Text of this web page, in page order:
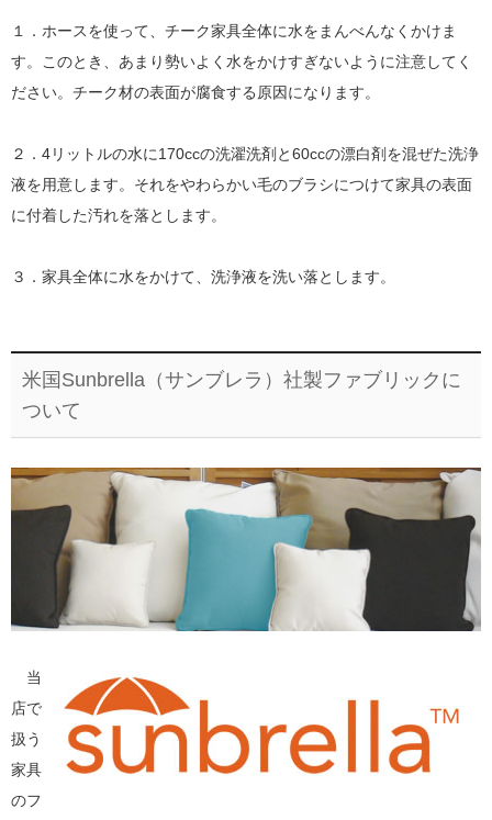
１．ホースを使って、チーク家具全体に水をまんべんなくかけま
す。このとき、あまり勢いよく水をかけすぎないように注意してく
ださい。チーク材の表面が腐食する原因になります。
２．4リットルの水に170ccの洗濯洗剤と60ccの漂白剤を混ぜた洗浄
液を用意します。それをやわらかい毛のブラシにつけて家具の表面
に付着した汚れを落とします。
３．家具全体に水をかけて、洗浄液を洗い落とします。
米国Sunbrella（サンブレラ）社製ファブリックに
ついて
当
店で
扱う
家具
のフ